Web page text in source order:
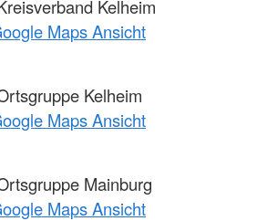
Kelheim
Maps Ansicht
Kelheim
Maps Ansicht
Mainburg
Maps Ansicht